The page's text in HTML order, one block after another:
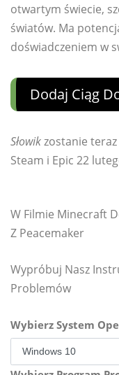
otwartym świecie,
światów. Ma
doświadczeniem w
Dodaj Ciąg
Słowikzostanie
Steam i Epic 22
W Filmie Minecraft
Z Peacemaker
Wypróbuj Nasz
Problemów
Wybierz System